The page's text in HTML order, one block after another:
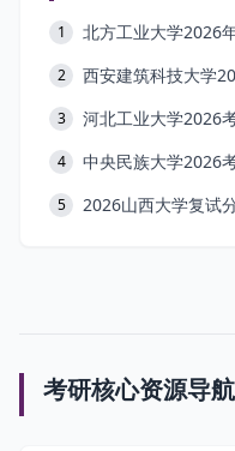
1 北方工业大学2026
2 西安建筑科技大学
3 河北工业大学2026
4 中央民族大学2026
5 2026山西大学复试
考研核心资源导航